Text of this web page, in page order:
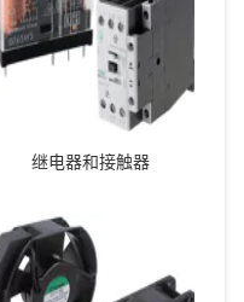
继电器和接触器